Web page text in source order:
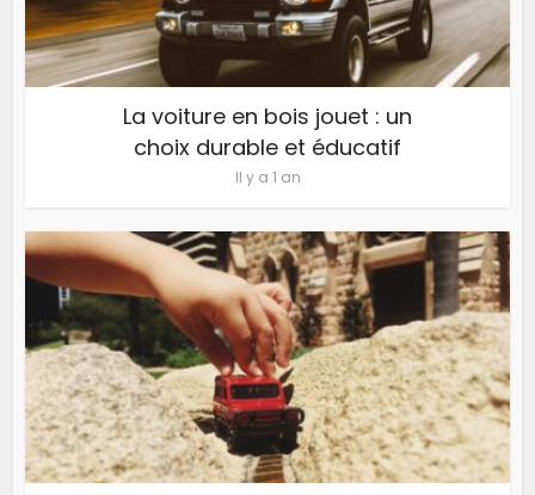
La voiture en bois jouet : un
choix durable et éducatif
Il y a 1 an